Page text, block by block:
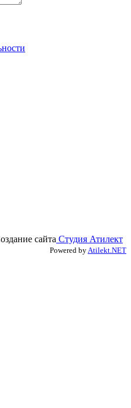
сайта Студия Атилект
Powered by Atilekt.NET